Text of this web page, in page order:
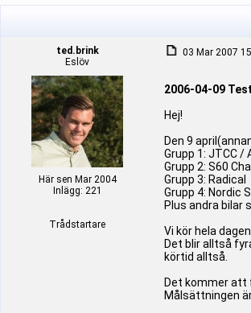
ted.brink
Eslöv
Här sen Mar 2004
Inlägg: 221
Trådstartare
03 Mar 2007
2006-04-09
Hej!
Den 9
Grupp 1: JTCC /
Grupp 2: S60
Grupp 3: Radical
Grupp 4: Nordic
Plus andra bilar
Vi kör hela
Det blir alltså
körtid alltså.
Det kommer att
Målsättningen